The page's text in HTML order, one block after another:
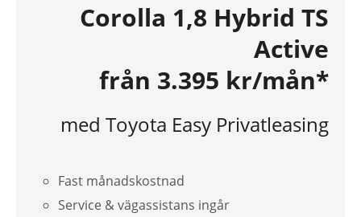
Corolla 1,8 Hybrid TS
Active
från 3.395 kr/mån*
med Toyota Easy Privatleasing
Fast månadskostnad
Service & vägassistans ingår